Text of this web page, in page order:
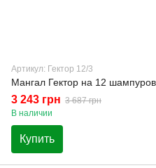
Артикул: Гектор 12/3
Мангал Гектор на 12
3 243 грн 3 687 грн
В наличии
Купить